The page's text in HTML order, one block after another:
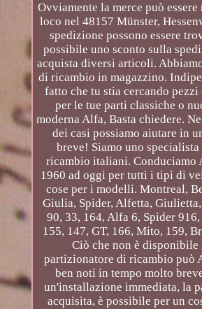
Ovviamente la merce può
loco nel 48157 Münster,
spedizione possono essere
possibile uno sconto sulla
acquista diversi articoli.
di ricambio in magazzino.
fatto che tu stia cercando
per le tue parti classiche o
moderna Alfa, Basta chiedere.
dei casi possiamo aiutare in
breve! Siamo uno
ricambio italiani. Conduciamo
1960 ad oggi per tutti i tipi di
cose per i modelli. Montreal,
Giulia, Spider, Alfetta,
90, 33, 164, Alfa 6, Spider
155, 147, GT, 166, Mito, 159,
Ciò che non è disponibile
partizionatore di ricambio può
ben noti in tempo molto
un'installazione immediata, la
acquisita, è possibile per un